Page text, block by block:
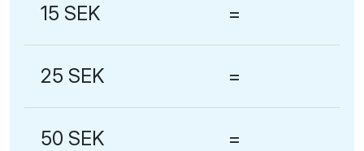
15 SEK =
25 SEK =
50 SEK =